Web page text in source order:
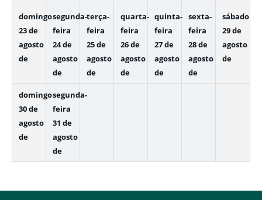
domingo
23 de
agosto
de
segunda-
feira
24 de
agosto
de
terça-
feira
25 de
agosto
de
quarta-
feira
26 de
agosto
de
quinta-
feira
27 de
agosto
de
sexta-
feira
28 de
agosto
de
sábado
29 de
agosto
de
domingo
30 de
agosto
de
segunda-
feira
31 de
agosto
de